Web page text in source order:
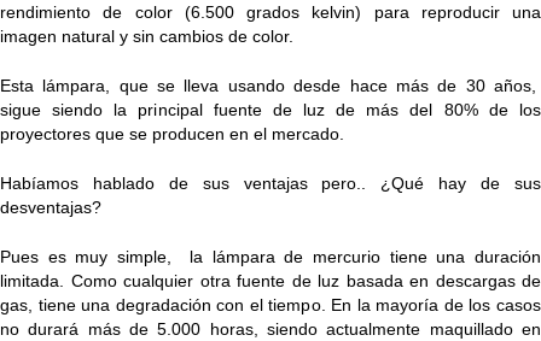
rendimiento de color (6.500 grados kelvin) para reproducir una
imagen natural y sin cambios de color.
Esta lámpara, que se lleva usando desde hace más de 30 años,
sigue siendo la principal fuente de luz de más del 80% de los
proyectores que se producen en el mercado.
Habíamos hablado de sus ventajas pero.. ¿Qué hay de sus
desventajas?
Pues es muy simple, la lámpara de mercurio tiene una duración
limitada. Como cualquier otra fuente de luz basada en descargas de
gas, tiene una degradación con el tiempo. En la mayoría de los casos
no durará más de 5.000 horas, siendo actualmente maquillado en